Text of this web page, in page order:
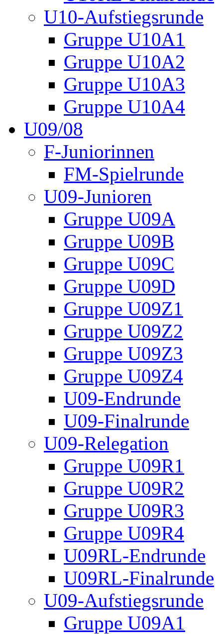
U10-Aufstiegsrunde
Gruppe U10A1
Gruppe U10A2
Gruppe U10A3
Gruppe U10A4
U09/08
F-Juniorinnen
FM-Spielrunde
U09-Junioren
Gruppe U09A
Gruppe U09B
Gruppe U09C
Gruppe U09D
Gruppe U09Z1
Gruppe U09Z2
Gruppe U09Z3
Gruppe U09Z4
U09-Endrunde
U09-Finalrunde
U09-Relegation
Gruppe U09R1
Gruppe U09R2
Gruppe U09R3
Gruppe U09R4
U09RL-Endrunde
U09RL-Finalrunde
U09-Aufstiegsrunde
Gruppe U09A1